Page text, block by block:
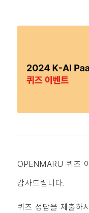
OPENMARU 퀴즈
감사드립니다.
퀴즈 정답을 제출하